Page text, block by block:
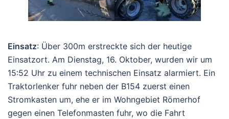
Einsatz: Über 300m erstreckte sich der heutige
Einsatzort. Am Dienstag, 16. Oktober, wurden wir um
15:52 Uhr zu einem technischen Einsatz alarmiert. Ein
Traktorlenker fuhr neben der B154 zuerst einen
Stromkasten um, ehe er im Wohngebiet Römerhof
gegen einen Telefonmasten fuhr, wo die Fahrt